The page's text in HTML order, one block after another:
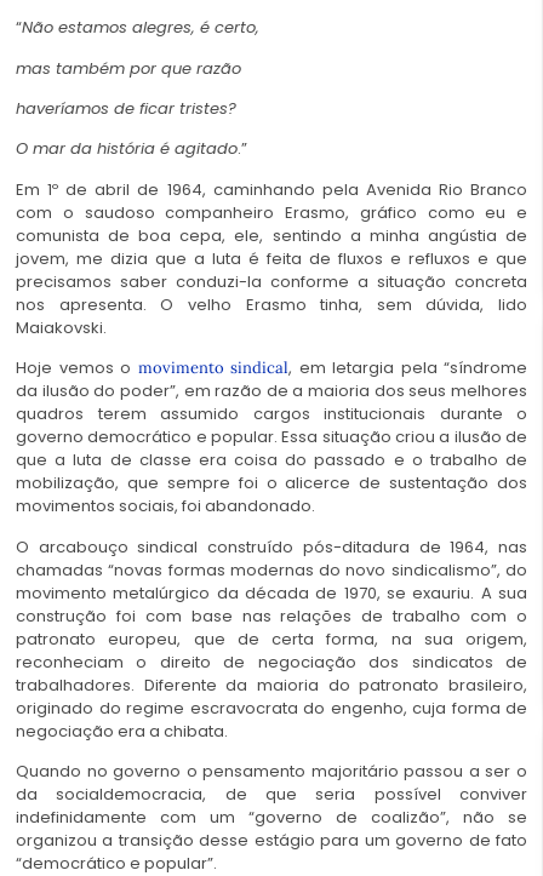
“Não estamos alegres, é certo,
mas também por que razão
haveríamos de ficar tristes?
O mar da história é agitado.”
Em 1º de abril de 1964, caminhando pela Avenida Rio Branco
com o saudoso companheiro Erasmo, gráfico como eu e
comunista de boa cepa, ele, sentindo a minha angústia de
jovem, me dizia que a luta é feita de fluxos e refluxos e que
precisamos saber conduzi-la conforme a situação concreta
nos apresenta. O velho Erasmo tinha, sem dúvida, lido
Maiakovski.
Hoje vemos o movimento sindical, em letargia pela “síndrome
da ilusão do poder”, em razão de a maioria dos seus melhores
quadros terem assumido cargos institucionais durante o
governo democrático e popular. Essa situação criou a ilusão de
que a luta de classe era coisa do passado e o trabalho de
mobilização, que sempre foi o alicerce de sustentação dos
movimentos sociais, foi abandonado.
O arcabouço sindical construído pós-ditadura de 1964, nas
chamadas “novas formas modernas do novo sindicalismo”, do
movimento metalúrgico da década de 1970, se exauriu. A sua
construção foi com base nas relações de trabalho com o
patronato europeu, que de certa forma, na sua origem,
reconheciam o direito de negociação dos sindicatos de
trabalhadores. Diferente da maioria do patronato brasileiro,
originado do regime escravocrata do engenho, cuja forma de
negociação era a chibata.
Quando no governo o pensamento majoritário passou a ser o
da socialdemocracia, de que seria possível conviver
indefinidamente com um “governo de coalizão”, não se
organizou a transição desse estágio para um governo de fato
“democrático e popular”.